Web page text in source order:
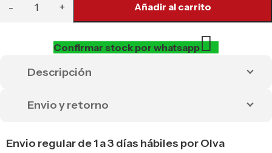
Añadir al carrito
Confirmar stock por whatsapp
Descripción
Envio y retorno
Envio regular de 1 a 3 días hábiles por Olva